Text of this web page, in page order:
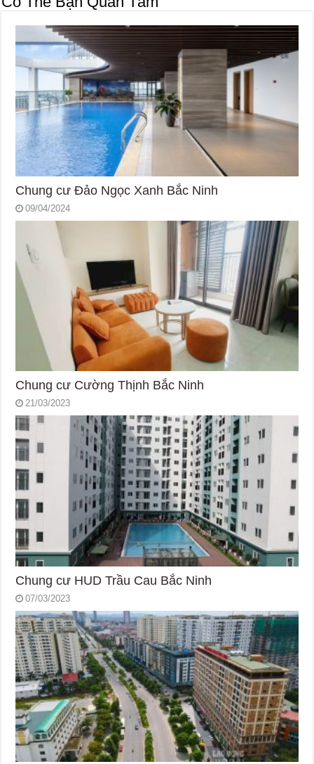
Chung cư Đảo Ngọc Xanh Bắc Ninh
09/04/2024
Chung cư Cường Thịnh Bắc Ninh
21/03/2023
Chung cư HUD Trầu Cau Bắc Ninh
07/03/2023